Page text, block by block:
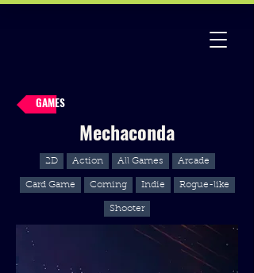
GAMES
Mechaconda
2D Action All Games Arcade
Card Game Coming Indie Rogue-like
Shooter